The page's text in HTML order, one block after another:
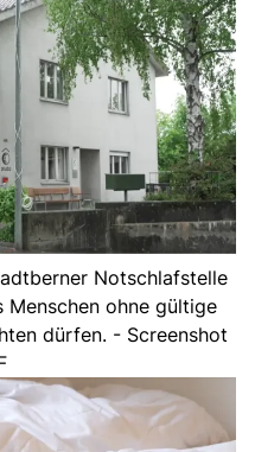
Notschlafstelle
Menschen ohne gültige
dürfen. - Screenshot